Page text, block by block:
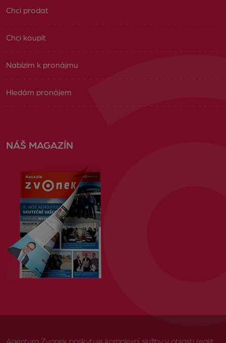
Chci prodat
Chci koupit
Nabízím k pronájmu
Hledám pronájem
NÁŠ MAGAZÍN
Agentura Zvonek poskytuje komplexní služby v oblasti realit,